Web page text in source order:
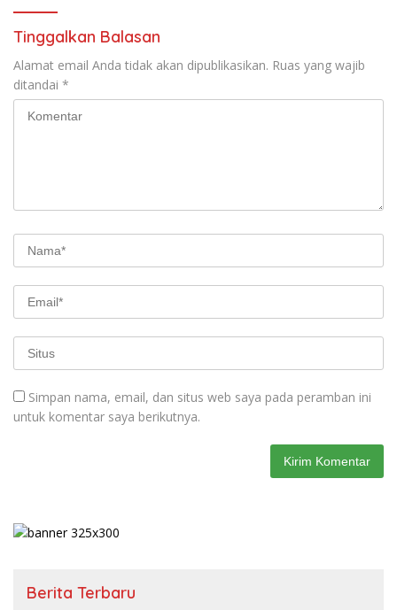
Tinggalkan Balasan
Alamat email Anda tidak akan dipublikasikan. Ruas yang wajib
ditandai *
Simpan nama, email, dan situs web saya pada peramban ini
untuk komentar saya berikutnya.
Berita Terbaru